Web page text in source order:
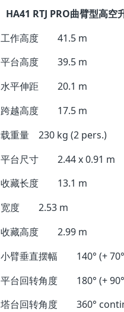
HA41 RTJ PRO曲臂型高空
工作高度
41.5 m
平台高度
39.5 m
水平伸距
20.1 m
跨越高度
17.5 m
载重量
230 kg (2 pers.)
平台尺寸
2.44 x 0.91 m
收藏长度
13.1 m
宽度
2.53 m
收藏高度
2.99 m
小臂垂直摆幅
140° (+
平台回转角度
180° (+
塔台回转角度
360°